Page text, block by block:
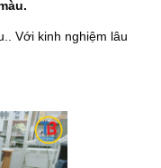
Với kinh nghiệm lâu